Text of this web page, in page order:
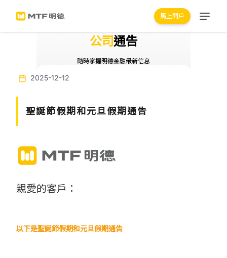
馬上開戶
公司通告
隨時掌握明德金融最新信息
2025-12-12
聖誕節假期和元旦假期通告
親愛的客戶：
以下是聖誕節假期和元旦假期通告